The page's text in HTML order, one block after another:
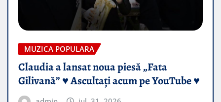
MUZICA POPULARA
Claudia a lansat noua piesă „Fata
Gilivană” ♥️ Ascultați acum pe YouTube ♥️